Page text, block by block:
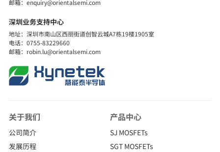
邮箱：enquiry@orientalsemi.com
深圳业务支持中心
地址：深圳市南山区西丽街道创智云城A7栋19楼1905室
电话：0755-83229660
邮箱：robin.lu@orientalsemi.com
关于我们
公司简介
发展历程
产品中心
SJ MOSFETs
SGT MOSFETs